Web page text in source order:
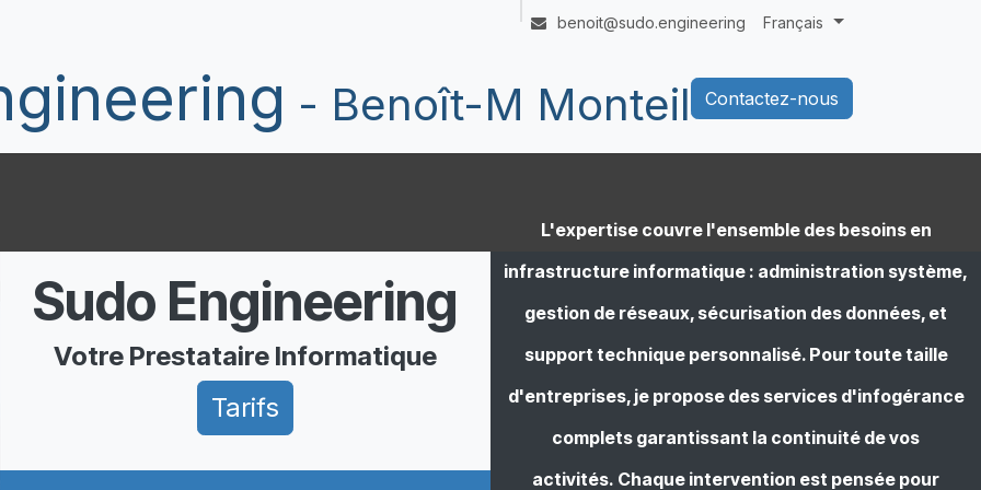
Aide Rendez-vous
benoit@sudo.engineering Français
- Benoît-M Monteil Contactez-nous
L'expertise couvre l'ensemble des besoins en
infrastructure informatique : administration système,
gestion de réseaux, sécurisation des données, et
support technique personnalisé. Pour toute taille
d'entreprises, je propose des services d'infogérance
complets garantissant la continuité de vos
activités. Chaque intervention est pensée pour
Sudo Engineering
Votre Prestataire Informatique
Tarifs